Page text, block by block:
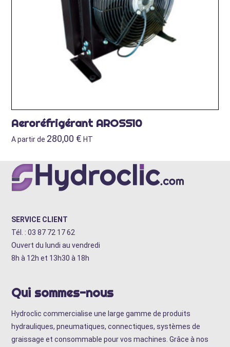
Aeroréfrigérant AROSS10
A partir de 280,00 € HT
SERVICE CLIENT
Tél. : 03 87 72 17 62
Ouvert du lundi au vendredi
8h à 12h et 13h30 à 18h
Qui sommes-nous
Hydroclic commercialise une large gamme de produits
hydrauliques, pneumatiques, connectiques, systèmes de
graissage et consommable pour vos machines. Grâce à nos